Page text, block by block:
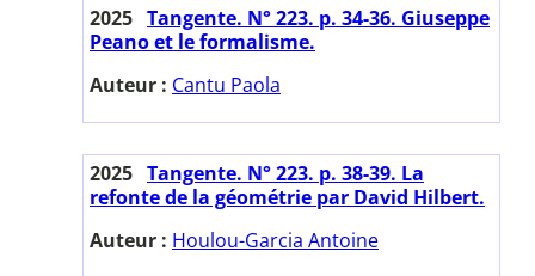
2025 Tangente. N° 223. p. 34-36. Giuseppe
Peano et le formalisme.
Auteur : Cantu Paola
2025 Tangente. N° 223. p. 38-39. La
refonte de la géométrie par David Hilbert.
Auteur : Houlou-Garcia Antoine